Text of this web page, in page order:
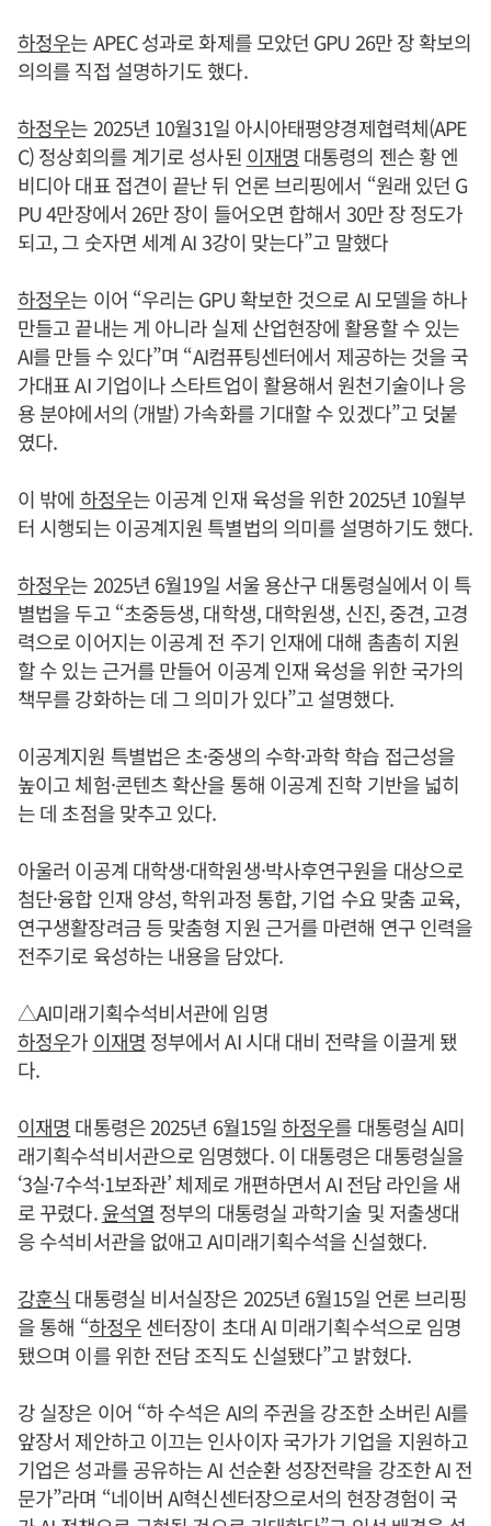
하정우는 APEC 성과로 화제를 모았던 GPU 26만 장 확보의
의의를 직접 설명하기도 했다.
하정우는 2025년 10월31일 아시아태평양경제협력체(APE
C) 정상회의를 계기로 성사된 이재명 대통령의 젠슨 황 엔
비디아 대표 접견이 끝난 뒤 언론 브리핑에서 “원래 있던 G
PU 4만장에서 26만 장이 들어오면 합해서 30만 장 정도가
되고, 그 숫자면 세계 AI 3강이 맞는다”고 말했다
하정우는 이어 “우리는 GPU 확보한 것으로 AI 모델을 하나
만들고 끝내는 게 아니라 실제 산업현장에 활용할 수 있는
AI를 만들 수 있다”며 “AI컴퓨팅센터에서 제공하는 것을 국
가대표 AI 기업이나 스타트업이 활용해서 원천기술이나 응
용 분야에서의 (개발) 가속화를 기대할 수 있겠다”고 덧붙
였다.
이 밖에 하정우는 이공계 인재 육성을 위한 2025년 10월부
터 시행되는 이공계지원 특별법의 의미를 설명하기도 했다.
하정우는 2025년 6월19일 서울 용산구 대통령실에서 이 특
별법을 두고 “초중등생, 대학생, 대학원생, 신진, 중견, 고경
력으로 이어지는 이공계 전 주기 인재에 대해 촘촘히 지원
할 수 있는 근거를 만들어 이공계 인재 육성을 위한 국가의
책무를 강화하는 데 그 의미가 있다”고 설명했다.
이공계지원 특별법은 초·중생의 수학·과학 학습 접근성을
높이고 체험·콘텐츠 확산을 통해 이공계 진학 기반을 넓히
는 데 초점을 맞추고 있다.
아울러 이공계 대학생·대학원생·박사후연구원을 대상으로
첨단·융합 인재 양성, 학위과정 통합, 기업 수요 맞춤 교육,
연구생활장려금 등 맞춤형 지원 근거를 마련해 연구 인력을
전주기로 육성하는 내용을 담았다.
△AI미래기획수석비서관에 임명
하정우가 이재명 정부에서 AI 시대 대비 전략을 이끌게 됐
다.
이재명 대통령은 2025년 6월15일하정우를 대통령실 AI미
래기획수석비서관으로 임명했다. 이 대통령은 대통령실을
‘3실·7수석·1보좌관’ 체제로 개편하면서 AI 전담 라인을 새
로 꾸렸다.윤석열 정부의 대통령실 과학기술 및 저출생대
응 수석비서관을 없애고 AI미래기획수석을 신설했다.
강훈식 대통령실 비서실장은 2025년 6월15일 언론 브리핑
을 통해 “하정우센터장이 초대 AI 미래기획수석으로 임명
됐으며 이를 위한 전담 조직도 신설됐다”고 밝혔다.
강 실장은 이어 “하 수석은 AI의 주권을 강조한 소버린 AI를
앞장서 제안하고 이끄는 인사이자 국가가 기업을 지원하고
기업은 성과를 공유하는 AI 선순환 성장전략을 강조한 AI 전
문가”라며 “네이버 AI혁신센터장으로서의 현장경험이 국